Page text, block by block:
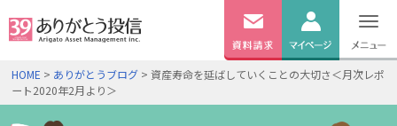
無料 資料
口座開設
ログイン
HOME > ありがとうブログ > 資産寿命を延ばしていくことの大切さ＜月次レポ
ート2020年2月より＞